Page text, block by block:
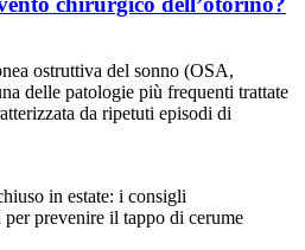
ostruttiva del sonno (OSA,
delle patologie più frequenti trattate
da ripetuti episodi di